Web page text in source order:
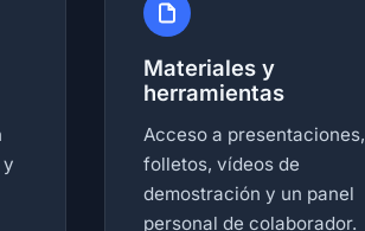
Materiales y
herramientas
Acceso a presentaciones,
folletos, vídeos de
demostración y un panel
personal de colaborador.